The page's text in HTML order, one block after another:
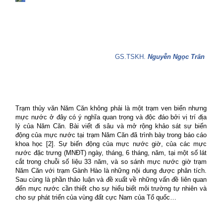
GS.TSKH. Nguyễn Ngọc Trân
Trạm thủy văn Năm Căn không phải là một trạm ven biển nhưng
mực nước ở đây có ý nghĩa quan trọng và độc đáo bởi vị trí địa
lý của Năm Căn. Bài viết đi sâu và mở rộng khảo sát sự biến
động của mực nước tại trạm Năm Căn đã trình bày trong báo cáo
khoa học [2]. Sự biến động của mực nước giờ, của các mực
nước đặc trưng (MNĐT) ngày, tháng, 6 tháng, năm, tại một số lát
cắt trong chuỗi số liệu 33 năm, và so sánh mực nước giờ trạm
Năm Căn với trạm Gành Hào là những nội dung được phân tích.
Sau cùng là phần thảo luận và đề xuất về những vấn đề liên quan
đến mực nước cần thiết cho sự hiểu biết môi trường tự nhiên và
cho sự phát triển của vùng đất cực Nam của Tổ quốc…